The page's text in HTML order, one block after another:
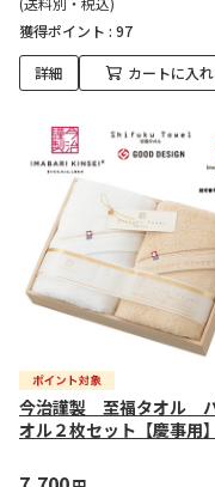
獲得ポイント : 97
詳細 カートに入
今治謹製 至福タオル
オル２枚セット【慶事用】